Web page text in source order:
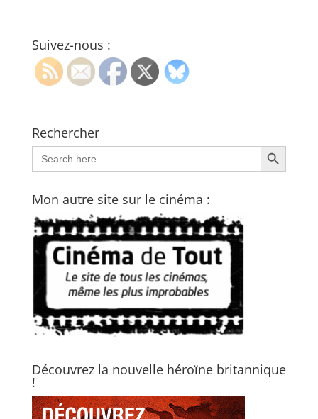
Suivez-nous :
Rechercher
Search
for:
Search Button
Mon autre site sur le cinéma :
Découvrez la nouvelle héroïne britannique
!